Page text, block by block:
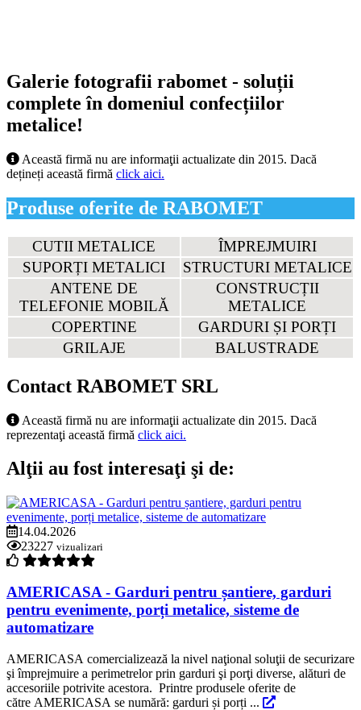
Galerie fotografii rabomet - soluții
complete în domeniul confecțiilor
metalice!
Această firmă nu are informaţii actualizate din 2015. Dacă
dețineți această firmă click aici.
Produse oferite de RABOMET
CUTII METALICE
ÎMPREJMUIRI
SUPORȚI METALICI
STRUCTURI METALICE
ANTENE DE
TELEFONIE MOBILĂ
CONSTRUCȚII
METALICE
COPERTINE
GARDURI ȘI PORȚI
GRILAJE
BALUSTRADE
Contact RABOMET SRL
Această firmă nu are informaţii actualizate din 2015. Dacă
reprezentaţi această firmă click aici.
Alţii au fost interesaţi şi de:
14.04.2026
23227 vizualizari
AMERICASA - Garduri pentru șantiere, garduri
pentru evenimente, porți metalice, sisteme de
automatizare
AMERICASA comercializează la nivel naţional soluţii de securizare
şi împrejmuire a perimetrelor prin garduri şi porţi diverse, alături de
accesoriile potrivite acestora. Printre produsele oferite de
către AMERICASA se numără: garduri și porți ...